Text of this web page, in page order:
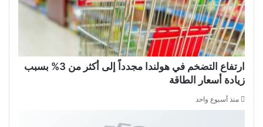
ارتفاع التضخم في هولندا مجدداً إلى أكثر من 3% بسبب
زيادة أسعار الطاقة
منذ أسبوع واحد